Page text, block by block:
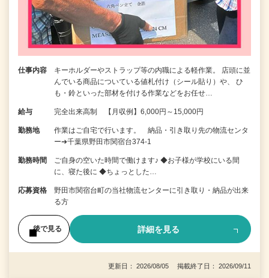
仕事内容
キーホルダーやストラップ等の内職による軽作業。 店頭に並
んでいる商品についている値札付け（シール貼り）や、 ひ
も・鈴といった部材を付ける作業などをお任せ…
給与 完全出来高制 【月収例】6,000円～15,000円
勤務地
作業はご自宅で行います。 納品・引き取り先の物流センタ
ー➔千葉県野田市関宿台374-1
勤務時間
ご自身の空いた時間で働けます♪ ◆お子様が学校にいる間
に、寝た後に ◆ちょっとした…
応募資格
野田市関宿台町の当社物流センターに引き取り・納品が出来
る方
後で見る 詳細を見る
更新日： 2026/08/05 掲載終了日： 2026/09/11